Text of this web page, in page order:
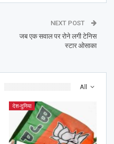
NEXT POST
जब एक सवाल पर रोने लगी टेनिस
स्टार ओसाका
All
देश-दुनिया